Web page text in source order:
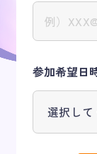
オープ
アクセス
参加希望日